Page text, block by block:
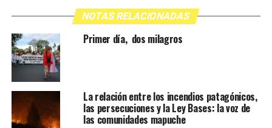
NOTAS RELACIONADAS
Primer día, dos milagros
La relación entre los incendios patagónicos,
las persecuciones y la Ley Bases: la voz de
las comunidades mapuche